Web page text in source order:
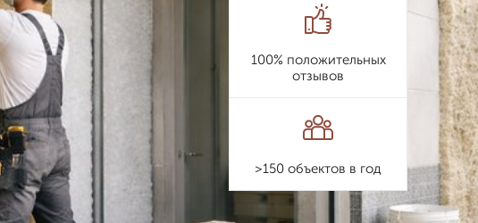
100% положительных
отзывов
>150 объектов в год